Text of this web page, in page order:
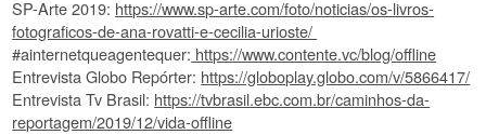
SP-Arte 2019: https://www.sp-arte.com/foto/noticias/os-livros-
fotograficos-de-ana-rovatti-e-cecilia-urioste/
#ainternetqueagentequer: https://www.contente.vc/blog/offline
Entrevista Globo Repórter: https://globoplay.globo.com/v/5866417/
Entrevista Tv Brasil: https://tvbrasil.ebc.com.br/caminhos-da-
reportagem/2019/12/vida-offline